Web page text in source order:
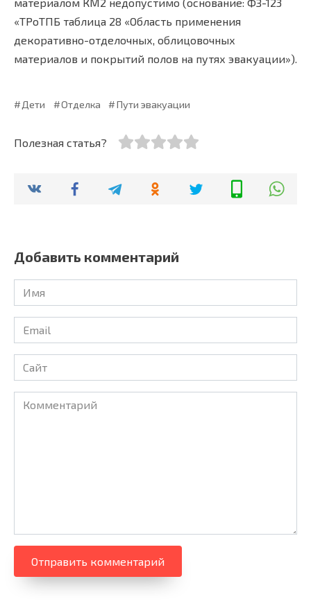
«ТРоТПБ таблица 28 «Область применения
декоративно-отделочных, облицовочных
материалов и покрытий полов на путях эвакуации»).
Дети Отделка Пути эвакуации
Полезная статья?
Добавить комментарий
Имя
Email
Сайт
Комментарий